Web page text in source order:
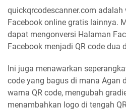
quickqrcodescanner.com adalah
Facebook online gratis lainnya.
dapat mengonversi Halaman
Facebook menjadi QR code dua
Ini juga menawarkan
code yang bagus di mana Agan
warna QR code, mengubah
menambahkan logo di tengah